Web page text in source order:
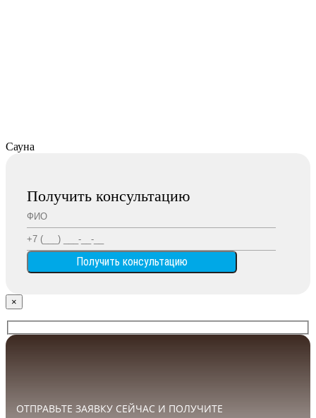
Сауна
Получить консультацию
×
ОТПРАВЬТЕ ЗАЯВКУ СЕЙЧАС И ПОЛУЧИТЕ